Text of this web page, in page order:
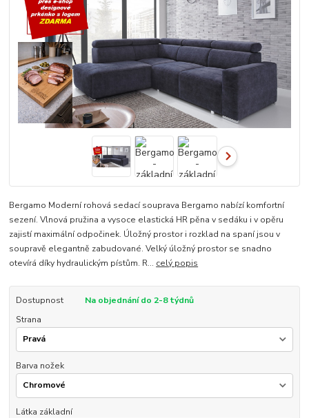
Bergamo Moderní rohová sedací souprava Bergamo nabízí komfortní
sezení. Vlnová pružina a vysoce elastická HR pěna v sedáku i v opěru
zajistí maximální odpočinek. Úložný prostor i rozklad na spaní jsou v
soupravě elegantně zabudované. Velký úložný prostor se snadno
otevírá díky hydraulickým pístům. R... celý popis
Dostupnost
Na objednání do 2-8 týdnů
Strana
Barva nožek
Látka základní